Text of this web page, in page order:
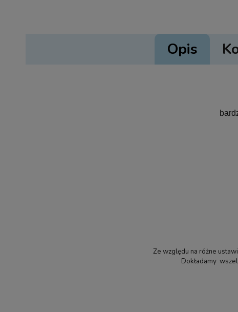
Opis
Ze względu na różne
Dokładamy